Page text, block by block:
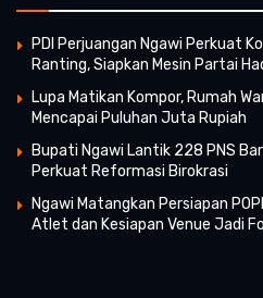
PDI Perjuangan Ngawi Perkuat
Ranting, Siapkan Mesin Partai
Lupa Matikan Kompor, Rumah
Mencapai Puluhan Juta Rupiah
Bupati Ngawi Lantik 228 PNS
Perkuat Reformasi Birokrasi
Ngawi Matangkan Persiapan
Atlet dan Kesiapan Venue Jadi